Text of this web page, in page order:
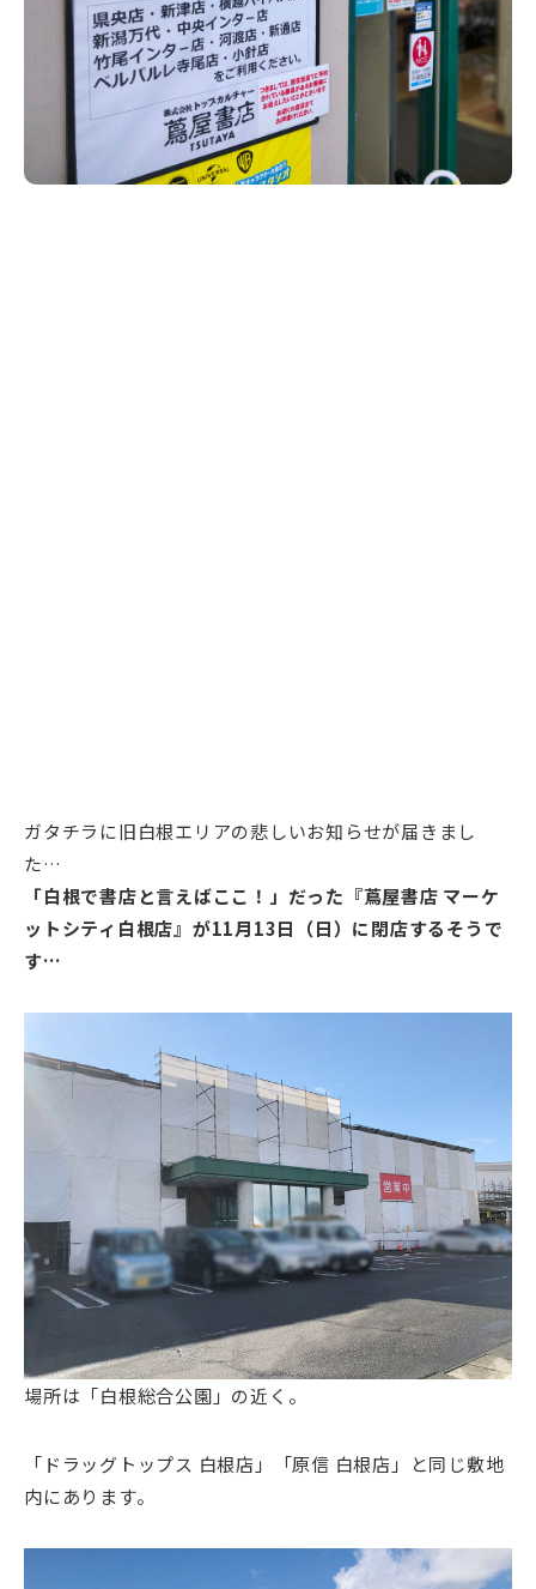
ガタチラに旧白根エリアの悲しいお知らせが届きまし
た…
「白根で書店と言えばここ！」だった『蔦屋書店 マーケ
ットシティ白根店』が11月13日（日）に閉店するそうで
す…
場所は「白根総合公園」の近く。
「ドラッグトップス 白根店」「原信 白根店」と同じ敷地
内にあります。